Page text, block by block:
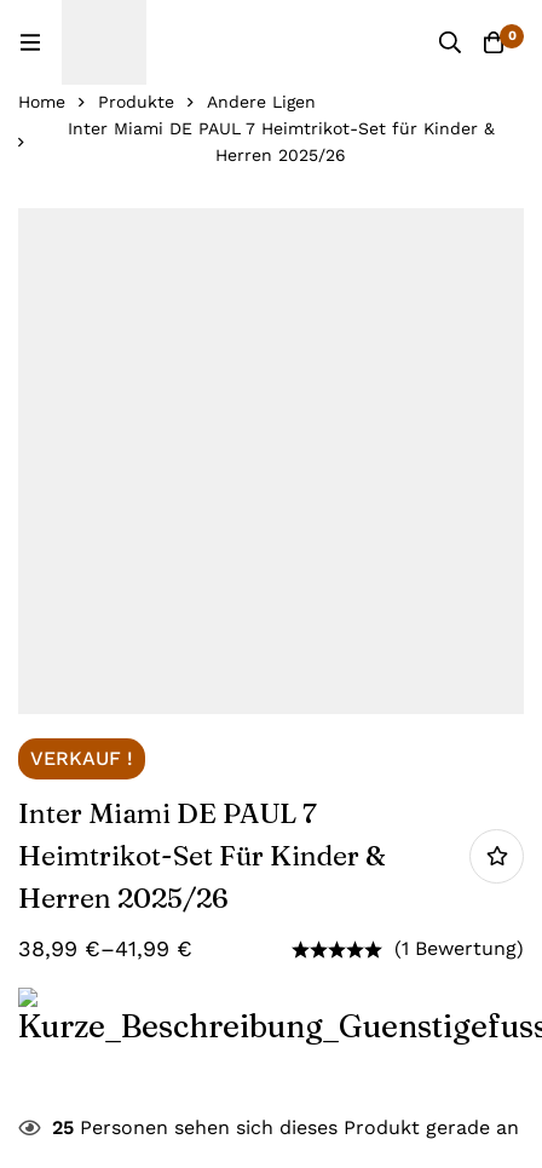
0
Home Produkte
Andere Ligen
Inter Miami DE PAUL 7 Heimtrikot-Set für Kinder &
Herren 2025/26
VERKAUF !
Inter Miami DE PAUL 7
Heimtrikot-Set Für Kinder &
Herren 2025/26
38,99 €–41,99 € (1 Bewertung)
25 Personen sehen sich dieses Produkt gerade an